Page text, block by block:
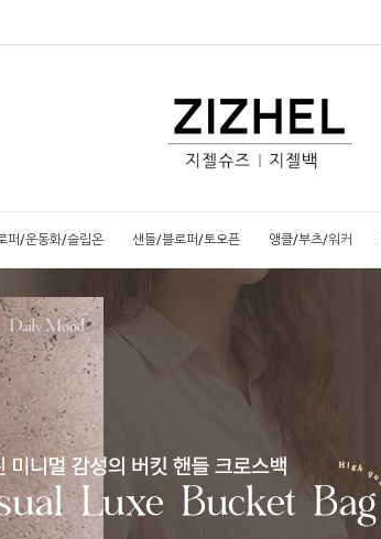
퍼/운동화/슬립온 샌들/블로퍼/토오픈 앵클/부츠/워커